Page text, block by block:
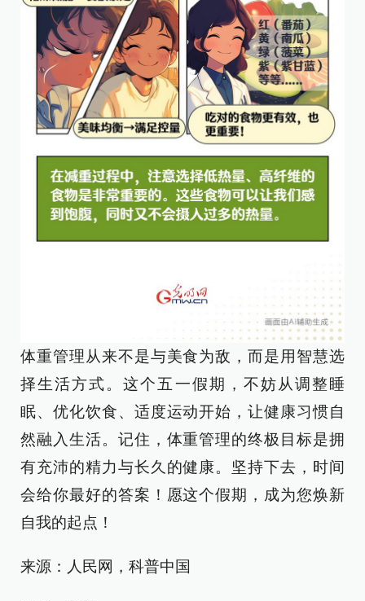
体重管理从来不是与美食为敌，而是用智慧选
择生活方式。这个五一假期，不妨从调整睡
眠、优化饮食、适度运动开始，让健康习惯自
然融入生活。记住，体重管理的终极目标是拥
有充沛的精力与长久的健康。坚持下去，时间
会给你最好的答案！愿这个假期，成为您焕新
自我的起点！
来源：人民网，科普中国